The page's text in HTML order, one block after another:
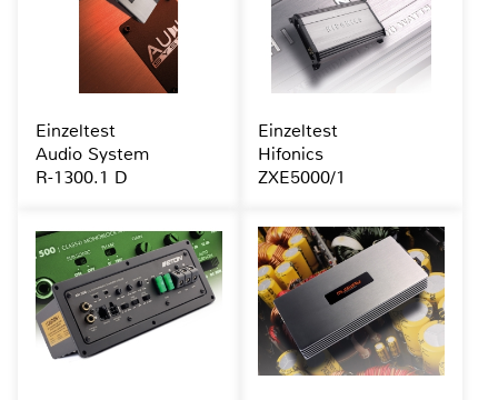
Einzeltest
Audio System
R-1300.1 D
Einzeltest
Hifonics
ZXE5000/1